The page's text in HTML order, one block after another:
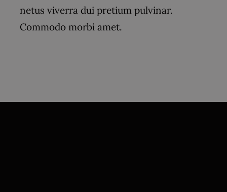
netus viverra dui pretium pulvinar.
Commodo morbi amet.